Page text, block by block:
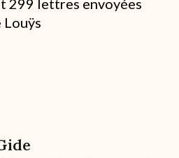
299 lettres envoyées
Louÿs